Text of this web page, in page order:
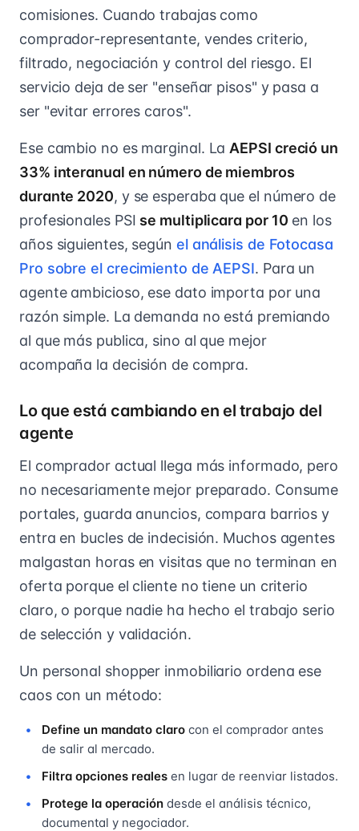
comisiones. Cuando trabajas como
comprador-representante, vendes criterio,
filtrado, negociación y control del riesgo. El
servicio deja de ser "enseñar pisos" y pasa a
ser "evitar errores caros".
Ese cambio no es marginal. La AEPSI creció un
33% interanual en número de miembros
durante 2020, y se esperaba que el número de
profesionales PSI se multiplicara por 10 en los
años siguientes, según el análisis de Fotocasa
Pro sobre el crecimiento de AEPSI. Para un
agente ambicioso, ese dato importa por una
razón simple. La demanda no está premiando
al que más publica, sino al que mejor
acompaña la decisión de compra.
Lo que está cambiando en el trabajo del
agente
El comprador actual llega más informado, pero
no necesariamente mejor preparado. Consume
portales, guarda anuncios, compara barrios y
entra en bucles de indecisión. Muchos agentes
malgastan horas en visitas que no terminan en
oferta porque el cliente no tiene un criterio
claro, o porque nadie ha hecho el trabajo serio
de selección y validación.
Un personal shopper inmobiliario ordena ese
caos con un método:
Define un mandato claro con el comprador antes
de salir al mercado.
Filtra opciones reales en lugar de reenviar listados.
Protege la operación desde el análisis técnico,
documental y negociador.